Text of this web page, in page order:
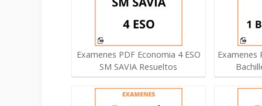
Examenes PDF Economia 4 ESO
SM SAVIA Resueltos
Examenes